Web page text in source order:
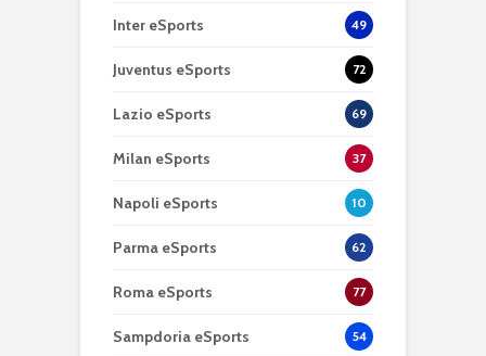
Inter eSports 49
Juventus eSports 72
Lazio eSports 69
Milan eSports 37
Napoli eSports 10
Parma eSports 62
Roma eSports 77
Sampdoria eSports 54